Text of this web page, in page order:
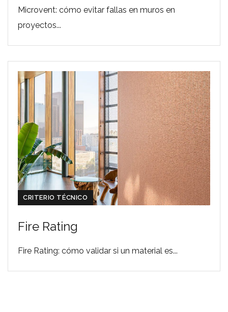
Microvent: cómo evitar fallas en muros en
proyectos...
CRITERIO TÉCNICO
Fire Rating
Fire Rating: cómo validar si un material es...